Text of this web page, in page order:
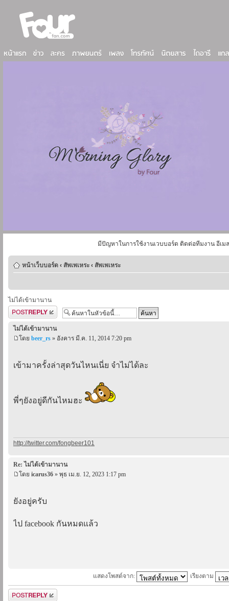
มีปัญหาในการใช้งานเวบบอร์ด ติดต่อทีมงาน อีเม
หน้าเว็บบอร์ด ‹ สัพเพเหระ ‹ สัพเพเหระ
ไม่ได้เข้ามานาน
ตอบกระทู้
ไม่ได้เข้ามานาน
โดย beer_rs » อังคาร มี.ค. 11, 2014 7:20 pm
เข้ามาครั้งล่าสุดวันไหนเนี่ย จำไม่ได้ละ
พี่ๆยังอยู่ดีกันไหมฮะ
http://twitter.com/fongbeer101
Re: ไม่ได้เข้ามานาน
โดย icarus36 » พุธ เม.ย. 12, 2023 1:17 pm
ยังอยู่ครับ
ไป facebook กันหมดแล้ว
แสดงโพสต์จาก: เรียงตาม
ตอบกระทู้